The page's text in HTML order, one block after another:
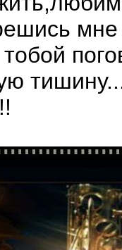
мне